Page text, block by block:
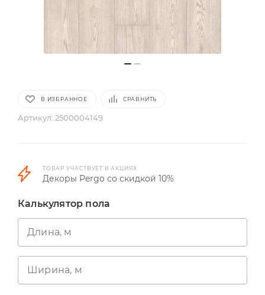
В ИЗБРАННОЕ СРАВНИТЬ
Артикул: 2500004149
ТОВАР УЧАСТВУЕТ В АКЦИЯХ
Декоры Pergo со скидкой 10%
Калькулятор пола
Длина, м
Ширина, м